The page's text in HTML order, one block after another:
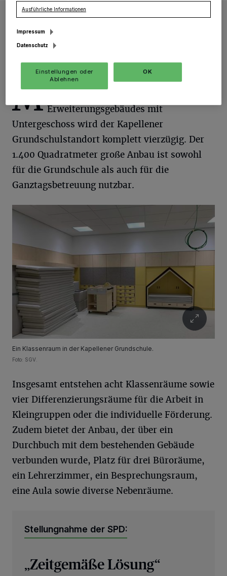
Erweiterung der Grundschule in Kapellen: Schulanbau bald
abgeschlossen.
M Erweiterungsgebäudes mit
Untergeschoss wird der Kapellener
Grundschulstandort komplett vierzügig. Der
1.400 Quadratmeter große Anbau ist sowohl
für die Grundschule als auch für die
Ganztagsbetreuung nutzbar.
Ein Klassenraum in der Kapellener Grundschule.
Foto: SGV.
Insgesamt entstehen acht Klassenräume sowie
vier Differenzierungsräume für die Arbeit in
Kleingruppen oder die individuelle Förderung.
Zudem bietet der Anbau, der über ein
Durchbuch mit dem bestehenden Gebäude
verbunden wurde, Platz für drei Büroräume,
ein Lehrerzimmer, ein Besprechungsraum,
eine Aula sowie diverse Nebenräume.
Stellungnahme der SPD:
„Zeitgemäße Lösung“
Ausführliche Informationen
Impressum
Datenschutz
Einstellungen oder
Ablehnen
OK